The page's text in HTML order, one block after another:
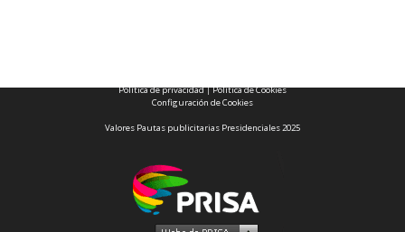
Política de privacidad|Política de Cookies
Configuración de Cookies
Valores Pautas publicitarias Presidenciales 2025